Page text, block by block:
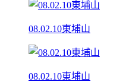
08.02.10東埔山
08.02.10東埔山